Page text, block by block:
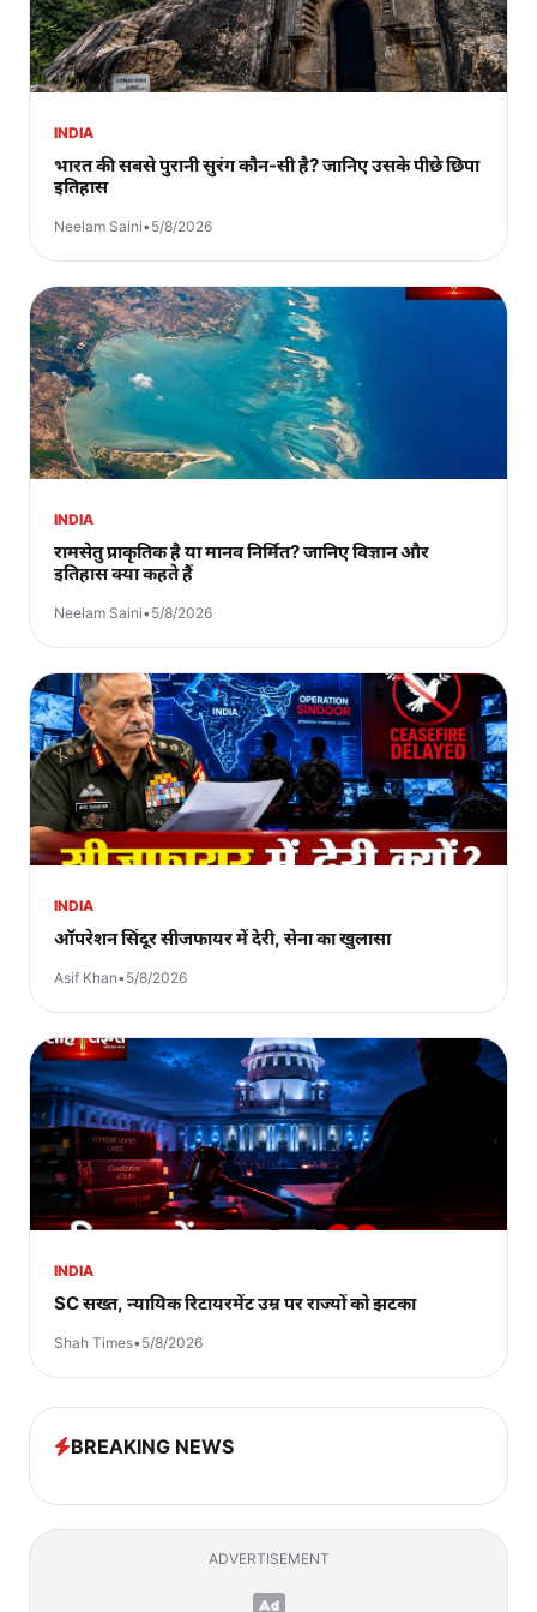
INDIA
भारत की सबसे पुरानी सुरंग कौन-सी है? जानिए उसके पीछे छिपा
इतिहास
Neelam Saini•5/8/2026
INDIA
रामसेतु प्राकृतिक है या मानव निर्मित? जानिए विज्ञान और
इतिहास क्या कहते हैं
Neelam Saini•5/8/2026
INDIA
ऑपरेशन सिंदूर सीजफायर में देरी, सेना का खुलासा
Asif Khan•5/8/2026
INDIA
SC सख्त, न्यायिक रिटायरमेंट उम्र पर राज्यों को झटका
Shah Times•5/8/2026
BREAKING NEWS
ADVERTISEMENT